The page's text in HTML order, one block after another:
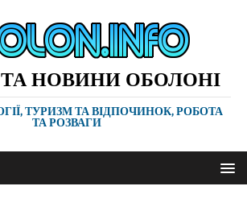
ТА НОВИНИ ОБОЛОНІ
ТУРИЗМ ТА ВІДПОЧИНОК, РОБОТА
ТА РОЗВАГИ